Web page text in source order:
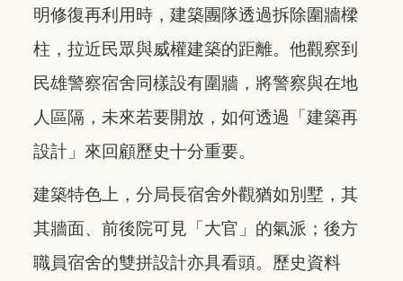
明修復再利用時，建築團隊透過拆除圍牆樑
柱，拉近民眾與威權建築的距離。他觀察到
民雄警察宿舍同樣設有圍牆，將警察與在地
人區隔，未來若要開放，如何透過「建築再
設計」來回顧歷史十分重要。
建築特色上，分局長宿舍外觀猶如別墅，其
其牆面、前後院可見「大官」的氣派；後方
職員宿舍的雙拼設計亦具看頭。歷史資料